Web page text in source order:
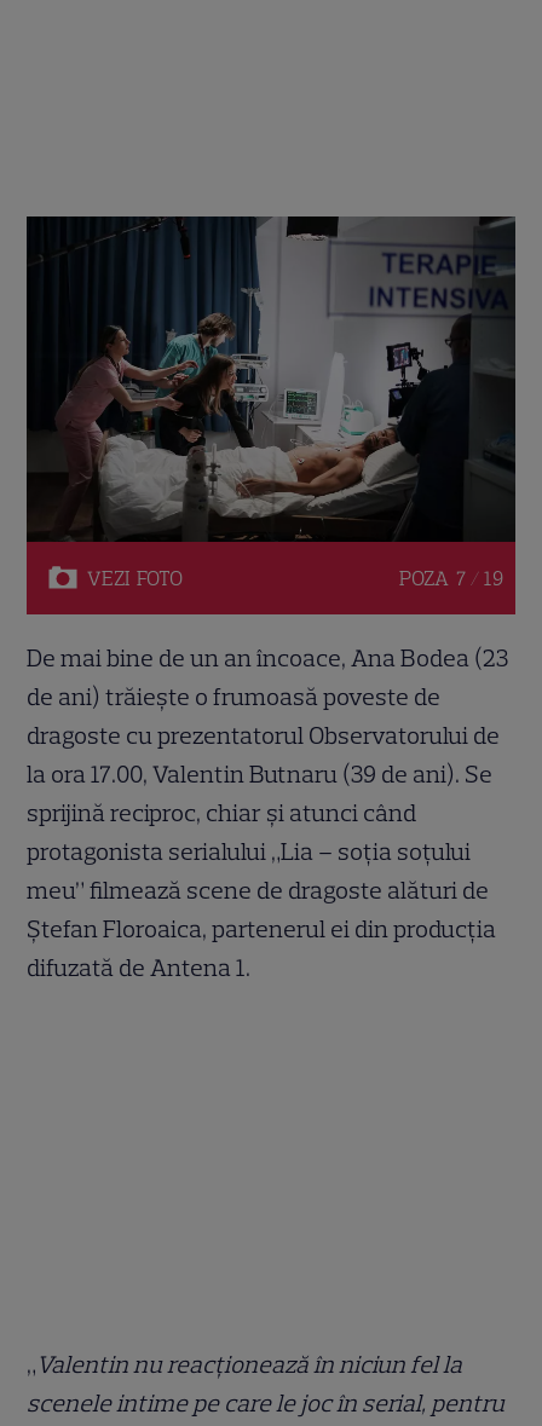
VEZI FOTO POZA 7 / 19
De mai bine de un an încoace, Ana Bodea (23
de ani) trăiește o frumoasă poveste de
dragoste cu prezentatorul Observatorului de
la ora 17.00, Valentin Butnaru (39 de ani). Se
sprijină reciproc, chiar și atunci când
protagonista serialului „Lia – soția soțului
meu” filmează scene de dragoste alături de
Ștefan Floroaica, partenerul ei din producția
difuzată de Antena 1.
„ Valentin nu reacționează în niciun fel la
scenele intime pe care le joc în serial, pentru